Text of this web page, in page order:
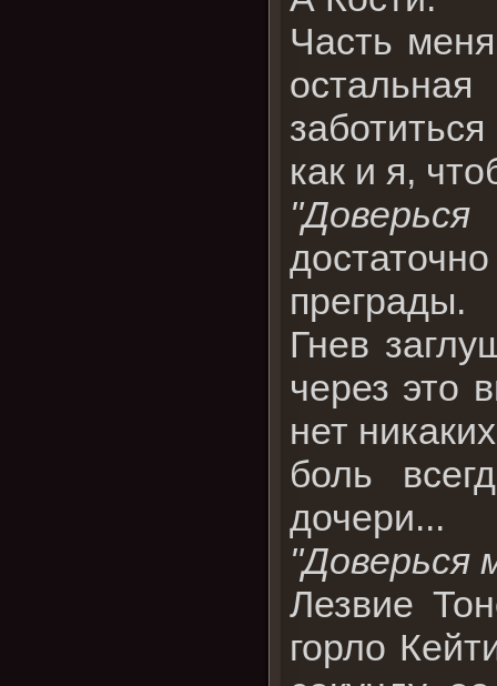
Часть
как и я,
преграды.
Гнев
через это
нет
боль
дочери...
"Доверься
Лезвие
горло